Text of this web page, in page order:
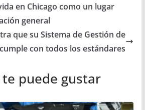
en Chicago como un lugar
general
que su Sistema de Gestión de
con todos los estándares
puede gustar